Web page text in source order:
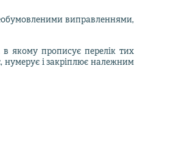
виправленнями,
в якому прописує перелік тих
нумерує і закріплює належним